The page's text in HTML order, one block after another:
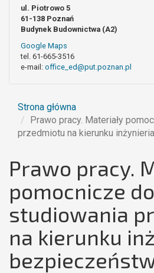
ul. Piotrowo 5
61-138 Poznań
Budynek Budownictwa (A2)
Google Maps
tel. 61-665-3516
e-mail: office_ed@put.poznan.pl
Strona główna
Prawo pracy. Materiały
przedmiotu na kierunku
Prawo pracy.
pomocnicze do
studiowania
na kierunku